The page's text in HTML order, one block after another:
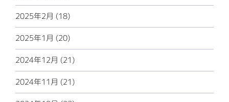
2025年2月 (18)
2025年1月 (20)
2024年12月 (21)
2024年11月 (21)